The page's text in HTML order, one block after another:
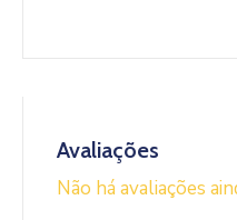
Avaliações
Não há avaliações